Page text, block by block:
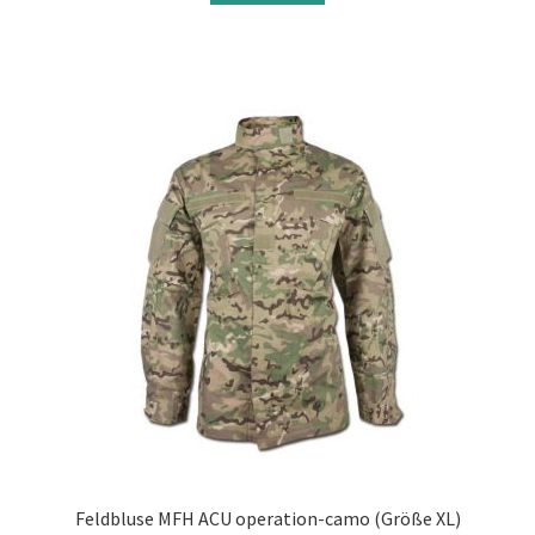
Feldbluse MFH ACU operation-camo (Größe XL)